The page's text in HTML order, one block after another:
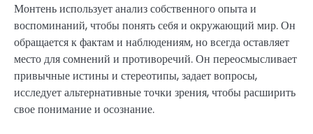
Монтень использует анализ собственного опыта и
воспоминаний, чтобы понять себя и окружающий мир. Он
обращается к фактам и наблюдениям, но всегда оставляет
место для сомнений и противоречий. Он переосмысливает
привычные истины и стереотипы, задает вопросы,
исследует альтернативные точки зрения, чтобы расширить
свое понимание и осознание.